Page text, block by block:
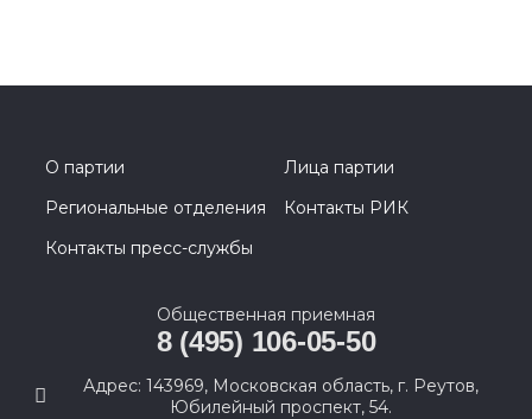
О партии
Лица партии
Региональные отделения
Контакты РИК
Контакты пресс-службы
Общественная приемная
8 (495) 106-05-50
Адрес: 143969, Московская область, г. Реутов,
Юбилейный проспект, 54.